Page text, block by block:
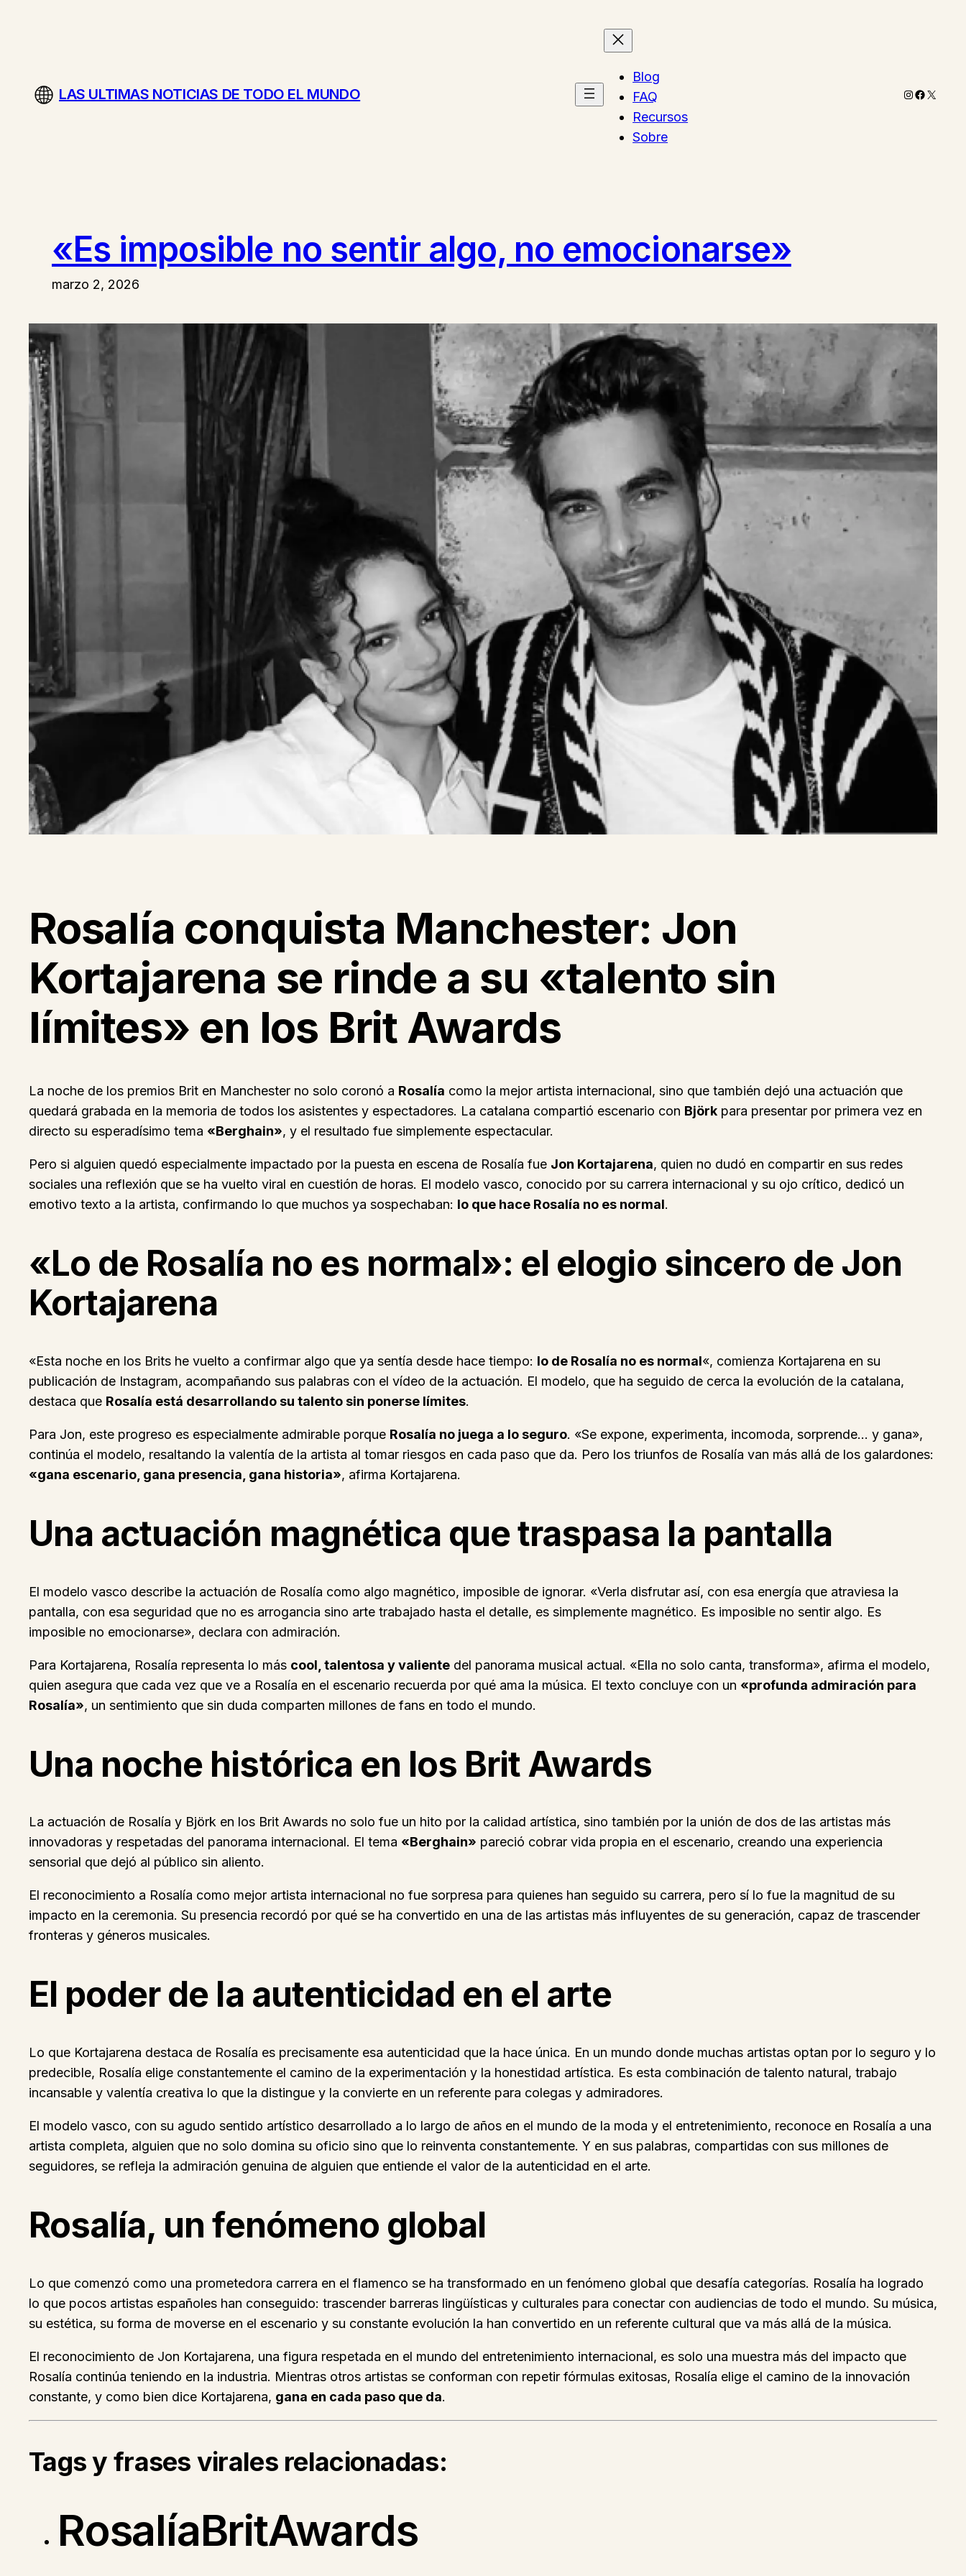
LAS ULTIMAS NOTICIAS DE TODO EL MUNDO
Blog
FAQ
Recursos
Sobre
Instagram
X
«Es imposible no sentir algo, no emocionarse»
marzo 2, 2026
Rosalía conquista Manchester: Jon
Kortajarena se rinde a su «talento sin
límites» en los Brit Awards
La noche de los premios Brit en Manchester no solo coronó a Rosalía como la mejor artista internacional, sino que también dejó una actuación que
quedará grabada en la memoria de todos los asistentes y espectadores. La catalana compartió escenario con Björk para presentar por primera vez en
directo su esperadísimo tema «Berghain», y el resultado fue simplemente espectacular.
Pero si alguien quedó especialmente impactado por la puesta en escena de Rosalía fue Jon Kortajarena, quien no dudó en compartir en sus redes
sociales una reflexión que se ha vuelto viral en cuestión de horas. El modelo vasco, conocido por su carrera internacional y su ojo crítico, dedicó un
emotivo texto a la artista, confirmando lo que muchos ya sospechaban: lo que hace Rosalía no es normal.
«Lo de Rosalía no es normal»: el elogio sincero de Jon
Kortajarena
«Esta noche en los Brits he vuelto a confirmar algo que ya sentía desde hace tiempo: lo de Rosalía no es normal«, comienza Kortajarena en su
publicación de Instagram, acompañando sus palabras con el vídeo de la actuación. El modelo, que ha seguido de cerca la evolución de la catalana,
destaca que Rosalía está desarrollando su talento sin ponerse límites.
Para Jon, este progreso es especialmente admirable porque Rosalía no juega a lo seguro. «Se expone, experimenta, incomoda, sorprende… y gana»,
continúa el modelo, resaltando la valentía de la artista al tomar riesgos en cada paso que da. Pero los triunfos de Rosalía van más allá de los galardones:
«gana escenario, gana presencia, gana historia», afirma Kortajarena.
Una actuación magnética que traspasa la pantalla
El modelo vasco describe la actuación de Rosalía como algo magnético, imposible de ignorar. «Verla disfrutar así, con esa energía que atraviesa la
pantalla, con esa seguridad que no es arrogancia sino arte trabajado hasta el detalle, es simplemente magnético. Es imposible no sentir algo. Es
imposible no emocionarse», declara con admiración.
Para Kortajarena, Rosalía representa lo más cool, talentosa y valiente del panorama musical actual. «Ella no solo canta, transforma», afirma el modelo,
quien asegura que cada vez que ve a Rosalía en el escenario recuerda por qué ama la música. El texto concluye con un «profunda admiración para
Rosalía», un sentimiento que sin duda comparten millones de fans en todo el mundo.
Una noche histórica en los Brit Awards
La actuación de Rosalía y Björk en los Brit Awards no solo fue un hito por la calidad artística, sino también por la unión de dos de las artistas más
innovadoras y respetadas del panorama internacional. El tema «Berghain» pareció cobrar vida propia en el escenario, creando una experiencia
sensorial que dejó al público sin aliento.
El reconocimiento a Rosalía como mejor artista internacional no fue sorpresa para quienes han seguido su carrera, pero sí lo fue la magnitud de su
impacto en la ceremonia. Su presencia recordó por qué se ha convertido en una de las artistas más influyentes de su generación, capaz de trascender
fronteras y géneros musicales.
El poder de la autenticidad en el arte
Lo que Kortajarena destaca de Rosalía es precisamente esa autenticidad que la hace única. En un mundo donde muchas artistas optan por lo seguro y lo
predecible, Rosalía elige constantemente el camino de la experimentación y la honestidad artística. Es esta combinación de talento natural, trabajo
incansable y valentía creativa lo que la distingue y la convierte en un referente para colegas y admiradores.
El modelo vasco, con su agudo sentido artístico desarrollado a lo largo de años en el mundo de la moda y el entretenimiento, reconoce en Rosalía a una
artista completa, alguien que no solo domina su oficio sino que lo reinventa constantemente. Y en sus palabras, compartidas con sus millones de
seguidores, se refleja la admiración genuina de alguien que entiende el valor de la autenticidad en el arte.
Rosalía, un fenómeno global
Lo que comenzó como una prometedora carrera en el flamenco se ha transformado en un fenómeno global que desafía categorías. Rosalía ha logrado
lo que pocos artistas españoles han conseguido: trascender barreras lingüísticas y culturales para conectar con audiencias de todo el mundo. Su música,
su estética, su forma de moverse en el escenario y su constante evolución la han convertido en un referente cultural que va más allá de la música.
El reconocimiento de Jon Kortajarena, una figura respetada en el mundo del entretenimiento internacional, es solo una muestra más del impacto que
Rosalía continúa teniendo en la industria. Mientras otros artistas se conforman con repetir fórmulas exitosas, Rosalía elige el camino de la innovación
constante, y como bien dice Kortajarena, gana en cada paso que da.
Tags y frases virales relacionadas:
RosalíaBritAwards